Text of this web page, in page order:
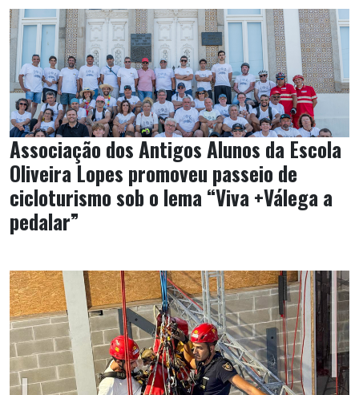
Associação dos Antigos Alunos da Escola
Oliveira Lopes promoveu passeio de
cicloturismo sob o lema “Viva +Válega a
pedalar”